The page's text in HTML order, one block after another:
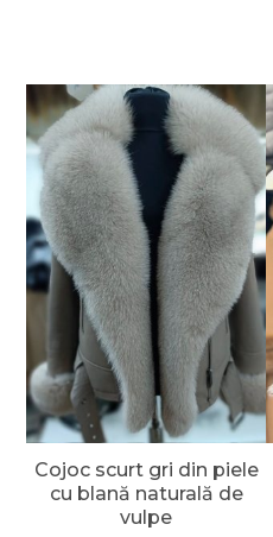
Cojoc scurt gri din piele
cu blană naturală de
vulpe